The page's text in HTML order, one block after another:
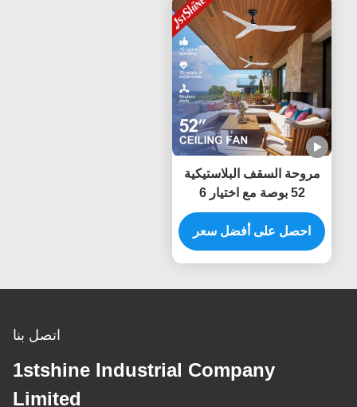
مروحة السقف البلاستيكية
52 بوصة مع اختيار 6
سرعات والتحكم عن بعد
الذكي لمصدر الطاقة
المستمرة
احصل على أفضل سعر
اتصل بنا
1stshine Industrial Company
Limited